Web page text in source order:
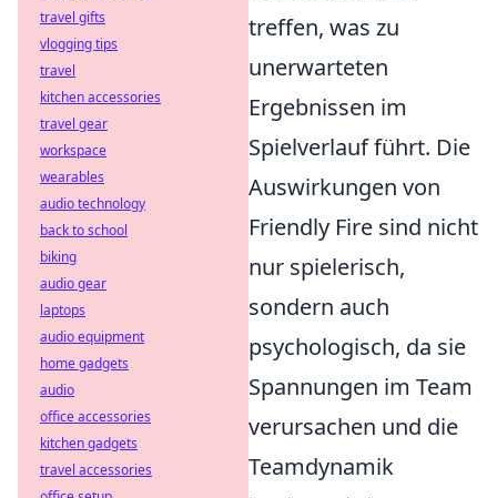
treffen, was zu
unerwarteten
Ergebnissen im
Spielverlauf führt. Die
Auswirkungen von
Friendly Fire sind nicht
nur spielerisch,
sondern auch
psychologisch, da sie
Spannungen im Team
verursachen und die
Teamdynamik
travel gifts
vlogging tips
travel
kitchen accessories
travel gear
workspace
wearables
audio technology
back to school
biking
audio gear
laptops
audio equipment
home gadgets
audio
office accessories
kitchen gadgets
travel accessories